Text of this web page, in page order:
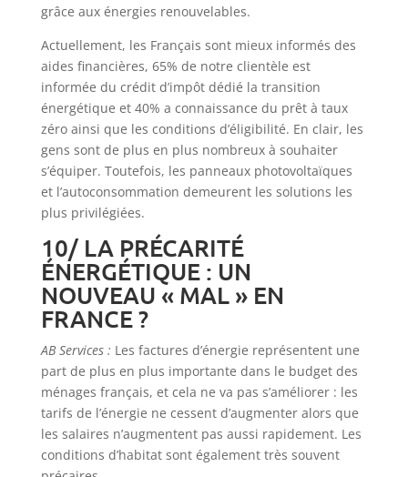
grâce aux énergies renouvelables.
Actuellement, les Français sont mieux informés des
aides financières, 65% de notre clientèle est
informée du crédit d’impôt dédié la transition
énergétique et 40% a connaissance du prêt à taux
zéro ainsi que les conditions d’éligibilité. En clair, les
gens sont de plus en plus nombreux à souhaiter
s’équiper. Toutefois, les panneaux photovoltaïques
et l’autoconsommation demeurent les solutions les
plus privilégiées.
10/ LA PRÉCARITÉ
ÉNERGÉTIQUE : UN
NOUVEAU « MAL » EN
FRANCE ?
AB Services : Les factures d’énergie représentent une
part de plus en plus importante dans le budget des
ménages français, et cela ne va pas s’améliorer : les
tarifs de l’énergie ne cessent d’augmenter alors que
les salaires n’augmentent pas aussi rapidement. Les
conditions d’habitat sont également très souvent